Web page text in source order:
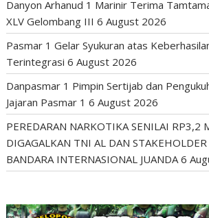
Danyon Arhanud 1 Marinir Terima
XLV Gelombang III 6 August 2026
Pasmar 1 Gelar Syukuran atas
Terintegrasi 6 August 2026
Danpasmar 1 Pimpin Sertijab dan
Jajaran Pasmar 1 6 August 2026
PEREDARAN NARKOTIKA SENILAI RP3,2
DIGAGALKAN TNI AL DAN
BANDARA INTERNASIONAL JUANDA 6